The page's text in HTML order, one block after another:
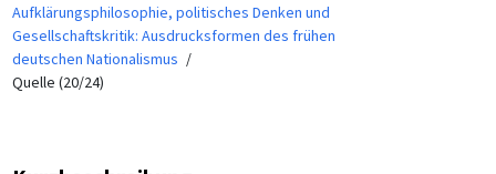
Aufklärungsphilosophie, politisches Denken und
Gesellschaftskritik: Ausdrucksformen des frühen
deutschen Nationalismus
Quelle (20/24)